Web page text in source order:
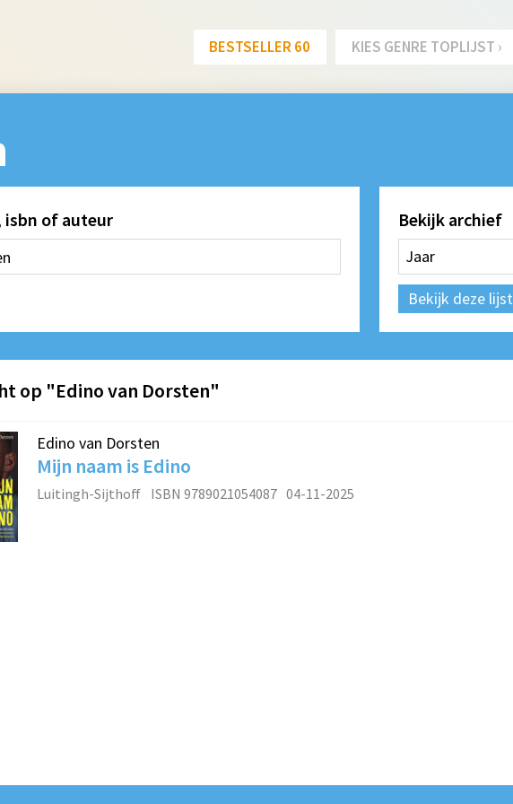
BESTSELLER 60 KIES GENRE TOPLIJST ›
isbn of auteur Bekijk archief
Bekijk deze lijst
op "Edino van Dorsten"
Edino van Dorsten
Mijn naam is Edino
Luitingh-Sijthoff ISBN 9789021054087 04-11-2025